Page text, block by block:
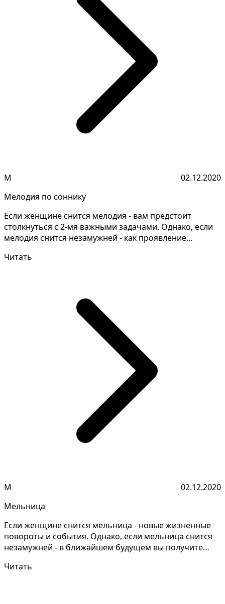
М
02.12.2020
Мелодия по соннику
Если женщине снится мелодия - вам предстоит
столкнуться с 2-мя важными задачами. Однако, если
мелодия снится незамужней - как проявление
Читать
М
02.12.2020
Мельница
Если женщине снится мельница - новые жизненные
повороты и события. Однако, если мельница снится
незамужней - в ближайшем будущем вы получите
Читать